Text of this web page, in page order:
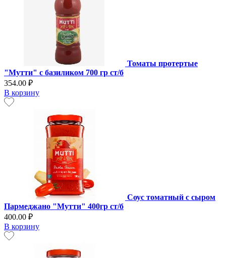
Томаты протертые
"Мутти" с базиликом 700 гр ст/б
354.00 ₽
В корзину
Соус томатный с сыром
Пармеджано "Мутти" 400гр ст/б
400.00 ₽
В корзину